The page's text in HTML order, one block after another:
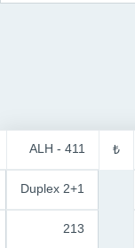
₺
ALH - 411
2+1 Duplex
213